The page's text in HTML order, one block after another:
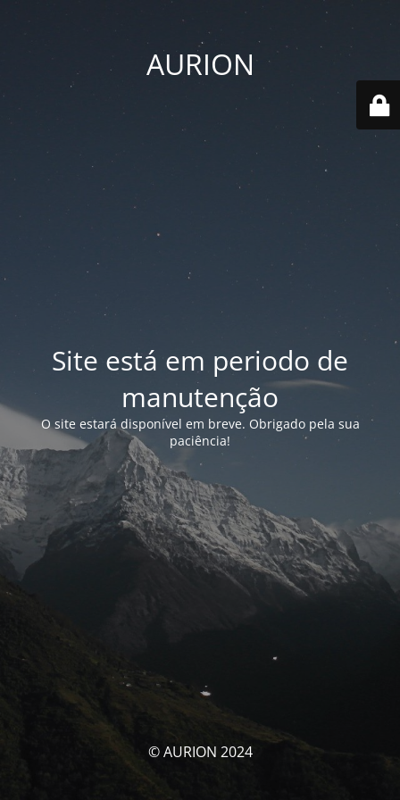
AURION
Site está em periodo de
manutenção
O site estará disponível em breve. Obrigado pela sua
paciência!
© AURION 2024